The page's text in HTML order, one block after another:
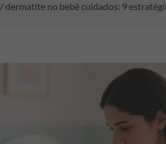
/ dermatite no bebê cuidados: 9